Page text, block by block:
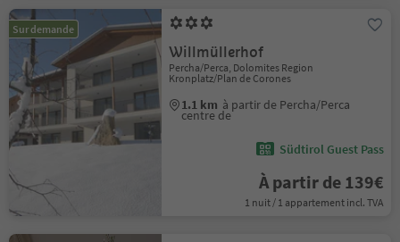
Sur demande
Willmüllerhof
Percha/Perca, Dolomites Region
Kronplatz/Plan de Corones
1.1 km à partir de Percha/Perca
centre de
Südtirol Guest Pass
À partir de 139€
1 nuit / 1 appartement incl. TVA